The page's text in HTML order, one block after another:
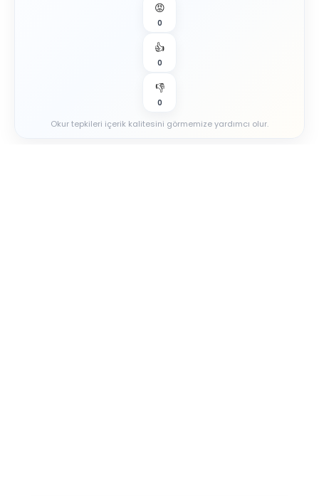
😡
0
👍
0
👎
0
Okur tepkileri içerik kalitesini görmemize yardımcı olur.